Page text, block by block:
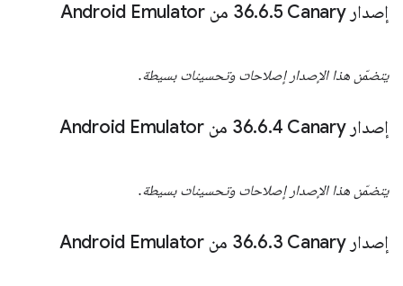
إصدار Canary‏ 36 .6.5 من Android Emulator
يتضمّن هذا الإصدار إصلاحات وتحسينات بسيطة.
إصدار Canary‏ 36 .6.4 من Android Emulator
يتضمّن هذا الإصدار إصلاحات وتحسينات بسيطة.
إصدار Canary‏ 36 .6.3 من Android Emulator